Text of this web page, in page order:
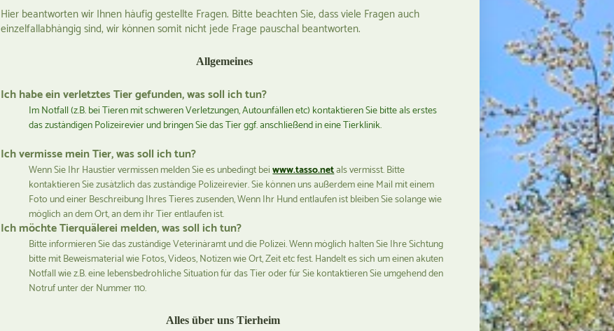
Hier beantworten wir Ihnen häufig gestellte Fragen. Bitte beachten Sie, dass viele Fragen auch
einzelfallabhängig sind, wir können somit nicht jede Frage pauschal beantworten.
Allgemeines
Ich habe ein verletztes Tier gefunden, was soll ich tun?
Im Notfall (z.B. bei Tieren mit schweren Verletzungen, Autounfällen etc) kontaktieren Sie bitte als erstes
das zuständigen Polizeirevier und bringen Sie das Tier ggf. anschließend in eine Tierklinik.
Ich vermisse mein Tier, was soll ich tun?
Wenn Sie Ihr Haustier vermissen melden Sie es unbedingt beiwww.tasso.netals vermisst. Bitte
kontaktieren Sie zusätzlich das zuständige Polizeirevier. Sie können uns außerdem eine Mail mit einem
Foto und einer Beschreibung Ihres Tieres zusenden, Wenn Ihr Hund entlaufen ist bleiben Sie solange wie
möglich an dem Ort, an dem ihr Tier entlaufen ist.
Ich möchte Tierquälerei melden, was soll ich tun?
Bitte informieren Sie das zuständige Veterinäramt und die Polizei. Wenn möglich halten Sie Ihre Sichtung
bitte mit Beweismaterial wie Fotos, Videos, Notizen wie Ort, Zeit etc fest. Handelt es sich um einen akuten
Notfall wie z.B. eine lebensbedrohliche Situation für das Tier oder für Sie kontaktieren Sie umgehend den
Notruf unter der Nummer 110.
Alles über uns Tierheim